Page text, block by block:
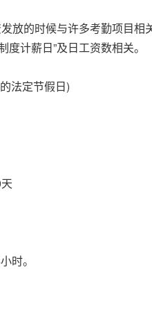
放的时候与许多考勤项目
计薪日”及日工资数相关。
法定节假日)
时。